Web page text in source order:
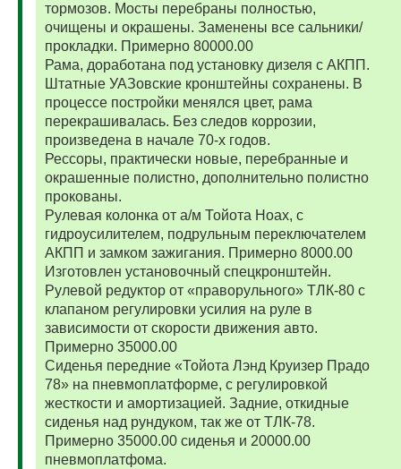
тормозов. Мосты перебраны полностью,
очищены и окрашены. Заменены все сальники/
прокладки. Примерно 80000.00
Рама, доработана под установку дизеля с АКПП.
Штатные УАЗовские кронштейны сохранены. В
процессе постройки менялся цвет, рама
перекрашивалась. Без следов коррозии,
произведена в начале 70-х годов.
Рессоры, практически новые, перебранные и
окрашенные полистно, дополнительно полистно
прокованы.
Рулевая колонка от а/м Тойота Ноах, с
гидроусилителем, подрульным переключателем
АКПП и замком зажигания. Примерно 8000.00
Изготовлен установочный спецкронштейн.
Рулевой редуктор от «праворульного» ТЛК-80 с
клапаном регулировки усилия на руле в
зависимости от скорости движения авто.
Примерно 35000.00
Сиденья передние «Тойота Лэнд Круизер Прадо
78» на пневмоплатформе, с регулировкой
жесткости и амортизацией. Задние, откидные
сиденья над рундуком, так же от ТЛК-78.
Примерно 35000.00 сиденья и 20000.00
пневмоплатфома.